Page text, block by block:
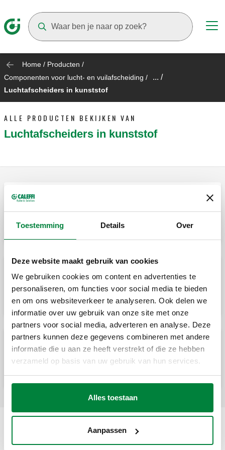
Toestemming Details Over
Deze website maakt gebruik van cookies
We gebruiken cookies om content en advertenties te
personaliseren, om functies voor social media te bieden
en om ons websiteverkeer te analyseren. Ook delen we
informatie over uw gebruik van onze site met onze
partners voor social media, adverteren en analyse. Deze
partners kunnen deze gegevens combineren met andere
informatie die u aan ze heeft verstrekt of die ze hebben
verzameld op basis van uw gebruik van hun services.
Alles toestaan
Aanpassen
Home / Producten /
Componenten voor lucht- en vuilafscheiding / ... /
Luchtafscheiders in kunststof
ALLE PRODUCTEN BEKIJKEN VAN
Luchtafscheiders in kunststof
DISCALSLIM, Luchtafscheider.